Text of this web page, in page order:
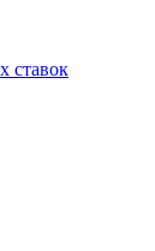
ставок